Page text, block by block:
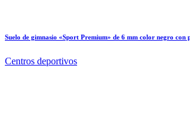
Suelo de gimnasio «Sport Premium» de 6 mm color negro con
Centros deportivos